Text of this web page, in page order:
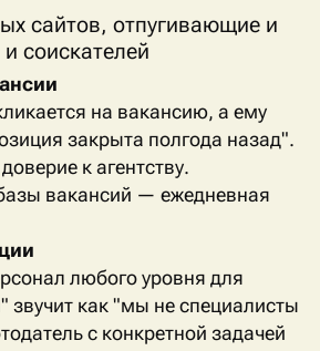
сайтов, отпугивающие и
соискателей
на вакансию, а ему
закрыта полгода назад".
к агентству.
вакансий — ежедневная
любого уровня для
звучит как "мы не специалисты
с конкретной задачей